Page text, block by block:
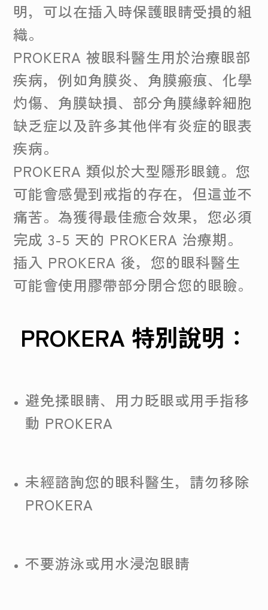
明，可以在插入時保護眼睛受損的組
織。
PROKERA 被眼科醫生用於治療眼部
疾病，例如角膜炎、角膜瘢痕、化學
灼傷、角膜缺損、部分角膜緣幹細胞
缺乏症以及許多其他伴有炎症的眼表
疾病。
PROKERA 類似於大型隱形眼鏡。您
可能會感覺到戒指的存在，但這並不
痛苦。為獲得最佳癒合效果，您必須
完成 3-5 天的 PROKERA 治療期。
插入 PROKERA 後，您的眼科醫生
可能會使用膠帶部分閉合您的眼瞼。
PROKERA 特別說明：
避免揉眼睛、用力眨眼或用手指移
動 PROKERA
未經諮詢您的眼科醫生，請勿移除
PROKERA
不要游泳或用水浸泡眼睛